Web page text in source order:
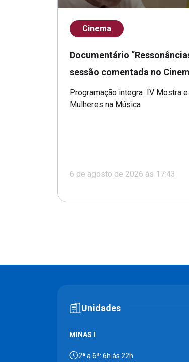
Cinema
Documentário
sessão comentada no
Programação integra IV Mostra
Mulheres na Música
6 de agosto de 2026 às 17:43
Unidades
MINAS I
2ª a 6ª: 6h às 22h